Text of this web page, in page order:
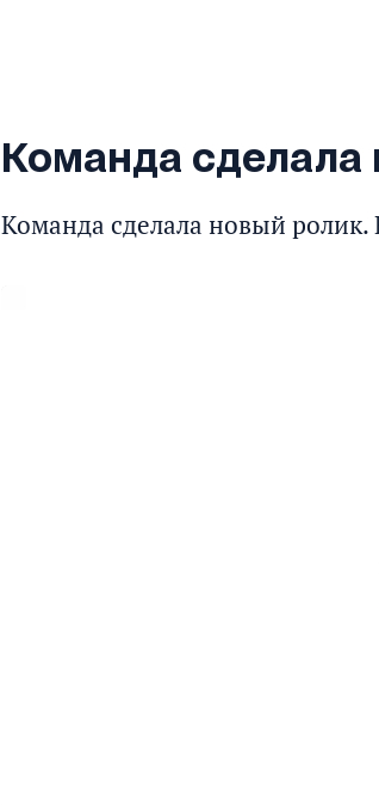
Команда сделала
Команда сделала новый ролик.